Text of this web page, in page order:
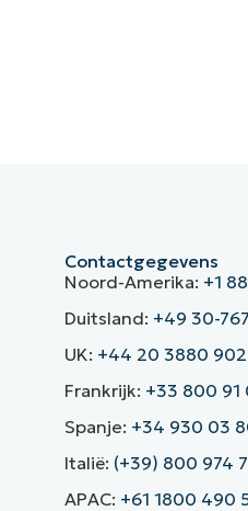
Contactgegevens
Noord-Amerika: +1
Duitsland: +49 30-
UK: +44 20 3880
Frankrijk: +33 800 91
Spanje: +34 930 03
Italië: (+39) 800 974
APAC: +61 1800 490